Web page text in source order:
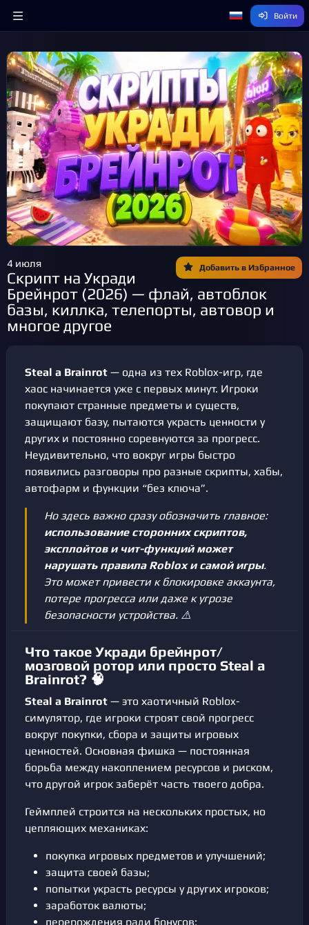
Войти
Добавить в Избранное
4 июля
Скрипт на Укради
Брейнрот (2026) — флай, автоблок
базы, киллка, телепорты, автовор и
многое другое
Steal a Brainrot — одна из тех Roblox-игр, где
хаос начинается уже с первых минут. Игроки
покупают странные предметы и существ,
защищают базу, пытаются украсть ценности у
других и постоянно соревнуются за прогресс.
Неудивительно, что вокруг игры быстро
появились разговоры про разные скрипты, хабы,
автофарм и функции “без ключа”.
Но здесь важно сразу обозначить главное:
использование сторонних скриптов,
эксплойтов и чит-функций может
нарушать правила Roblox и самой игры.
Это может привести к блокировке аккаунта,
потере прогресса или даже к угрозе
безопасности устройства. ⚠️
Что такое Укради брейнрот/
мозговой ротор или просто Steal a
Brainrot? 🧠
Steal a Brainrot — это хаотичный Roblox-
симулятор, где игроки строят свой прогресс
вокруг покупки, сбора и защиты игровых
ценностей. Основная фишка — постоянная
борьба между накоплением ресурсов и риском,
что другой игрок заберёт часть твоего добра.
Геймплей строится на нескольких простых, но
цепляющих механиках:
покупка игровых предметов и улучшений;
защита своей базы;
попытки украсть ресурсы у других игроков;
заработок валюты;
перерождения ради бонусов;